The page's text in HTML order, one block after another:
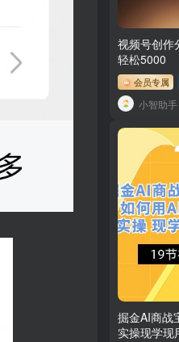
视频号创作
轻松5000
会员专属
小智助手
掘金AI商战
实操现学现